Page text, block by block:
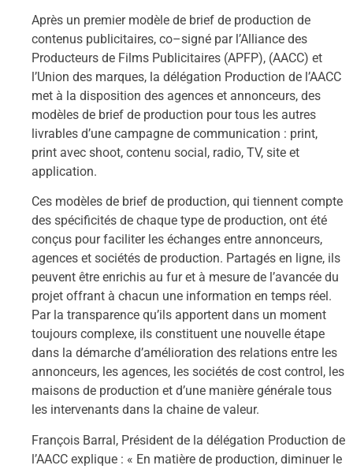
Après un premier modèle de brief de production de
contenus publicitaires, co–signé par l’Alliance des
Producteurs de Films Publicitaires (APFP), (AACC) et
l’Union des marques, la délégation Production de l’AACC
met à la disposition des agences et annonceurs, des
modèles de brief de production pour tous les autres
livrables d’une campagne de communication : print,
print avec shoot, contenu social, radio, TV, site et
application.
Ces modèles de brief de production, qui tiennent compte
des spécificités de chaque type de production, ont été
conçus pour faciliter les échanges entre annonceurs,
agences et sociétés de production. Partagés en ligne, ils
peuvent être enrichis au fur et à mesure de l’avancée du
projet offrant à chacun une information en temps réel.
Par la transparence qu’ils apportent dans un moment
toujours complexe, ils constituent une nouvelle étape
dans la démarche d’amélioration des relations entre les
annonceurs, les agences, les sociétés de cost control, les
maisons de production et d’une manière générale tous
les intervenants dans la chaine de valeur.
François Barral, Président de la délégation Production de
l’AACC explique : « En matière de production, diminuer le